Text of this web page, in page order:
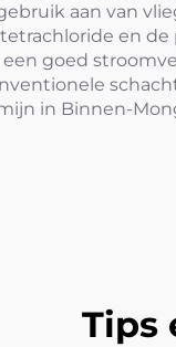
aan van
en
goed
in Binnen-
Tips